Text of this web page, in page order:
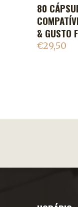
80
& GUSTO
€29,50